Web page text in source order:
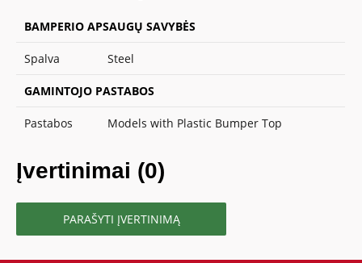
BAMPERIO APSAUGŲ SAVYBĖS
Spalva Steel
GAMINTOJO PASTABOS
Pastabos Models with Plastic Bumper Top
Įvertinimai (0)
PARAŠYTI ĮVERTINIMĄ